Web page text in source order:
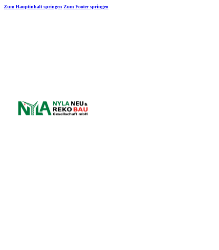
Zum Hauptinhalt springen Zum Footer springen